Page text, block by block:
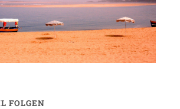
FOLGEN